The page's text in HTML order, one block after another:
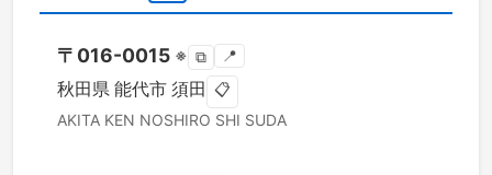
〒 016-0015 ※ ⧉ 📍
秋田県 能代市 須田 📋
AKITA KEN NOSHIRO SHI SUDA